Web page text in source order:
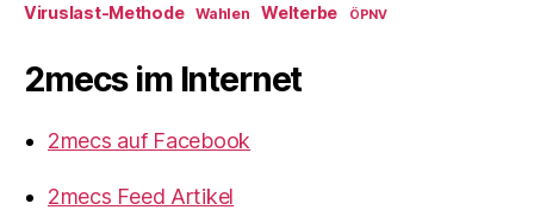
Viruslast-Methode Wahlen Welterbe ÖPNV
2mecs im Internet
2mecs auf Facebook
2mecs Feed Artikel